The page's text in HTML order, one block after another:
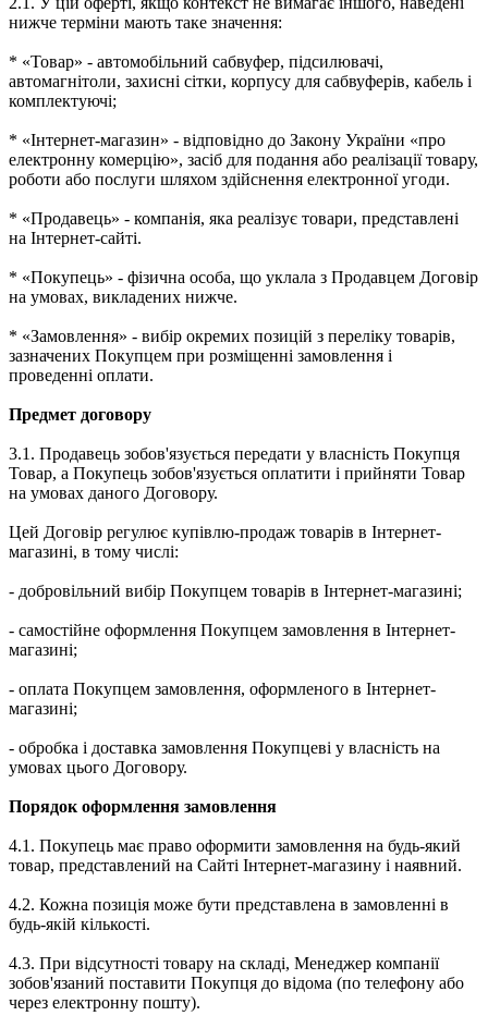
нижче терміни мають таке значення:
* «Товар» - автомобільний сабвуфер, підсилювачі,
автомагнітоли, захисні сітки, корпусу для сабвуферів, кабель і
комплектуючі;
* «Інтернет-магазин» - відповідно до Закону України «про
електронну комерцію», засіб для подання або реалізації товару,
роботи або послуги шляхом здійснення електронної угоди.
* «Продавець» - компанія, яка реалізує товари, представлені
на Інтернет-сайті.
* «Покупець» - фізична особа, що уклала з Продавцем Договір
на умовах, викладених нижче.
* «Замовлення» - вибір окремих позицій з переліку товарів,
зазначених Покупцем при розміщенні замовлення і
проведенні оплати.
Предмет договору
3.1. Продавець зобов'язується передати у власність Покупця
Товар, а Покупець зобов'язується оплатити і прийняти Товар
на умовах даного Договору.
Цей Договір регулює купівлю-продаж товарів в Інтернет-
магазині, в тому числі:
- добровільний вибір Покупцем товарів в Інтернет-магазині;
- самостійне оформлення Покупцем замовлення в Інтернет-
магазині;
- оплата Покупцем замовлення, оформленого в Інтернет-
магазині;
- обробка і доставка замовлення Покупцеві у власність на
умовах цього Договору.
Порядок оформлення замовлення
4.1. Покупець має право оформити замовлення на будь-який
товар, представлений на Сайті Інтернет-магазину і наявний.
4.2. Кожна позиція може бути представлена ​​в замовленні в
будь-якій кількості.
4.3. При відсутності товару на складі, Менеджер компанії
зобов'язаний поставити Покупця до відома (по телефону або
через електронну пошту).